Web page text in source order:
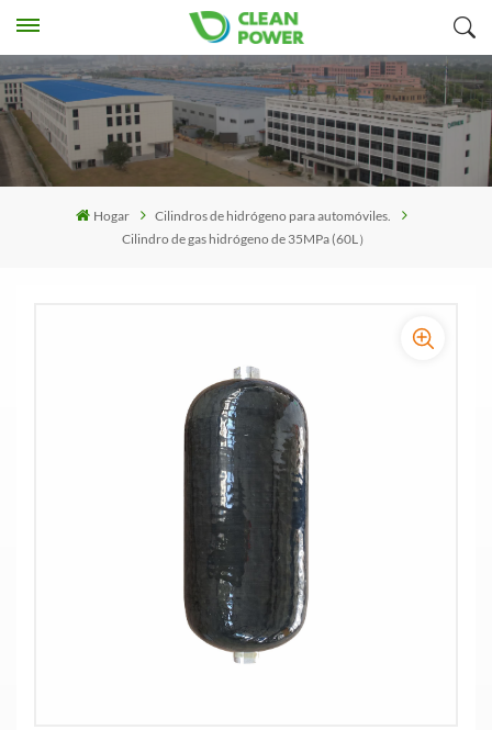
Hogar
Cilindros de hidrógeno para automóviles.
Cilindro de gas hidrógeno de 35MPa (60L）